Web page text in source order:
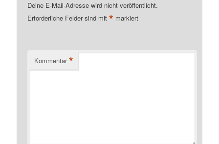
Deine E-Mail-Adresse wird nicht veröffentlicht.
Erforderliche Felder sind mit* markiert
Kommentar *